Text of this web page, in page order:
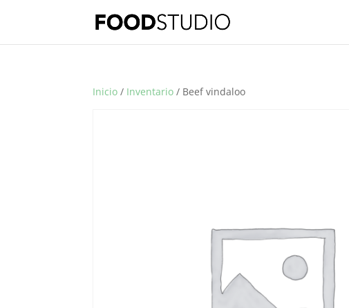
Inicio / Inventario / Beef vindaloo